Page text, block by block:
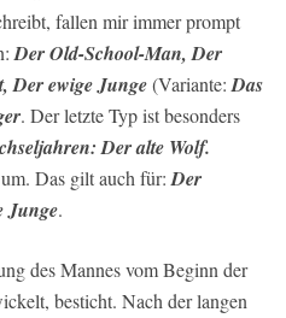
fallen mir immer prompt
Der Old-School-Man, Der
Der ewige Junge(Variante: Das
. Der letzte Typ ist besonders
Der alte Wolf.
Das gilt auch für: Der
Junge.
des Mannes vom Beginn der
besticht. Nach der langen